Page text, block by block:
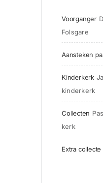
Voorganger
Folsgare
Aansteken
Kinderkerk
kinderkerk
Collecten
kerk
Extra collecte